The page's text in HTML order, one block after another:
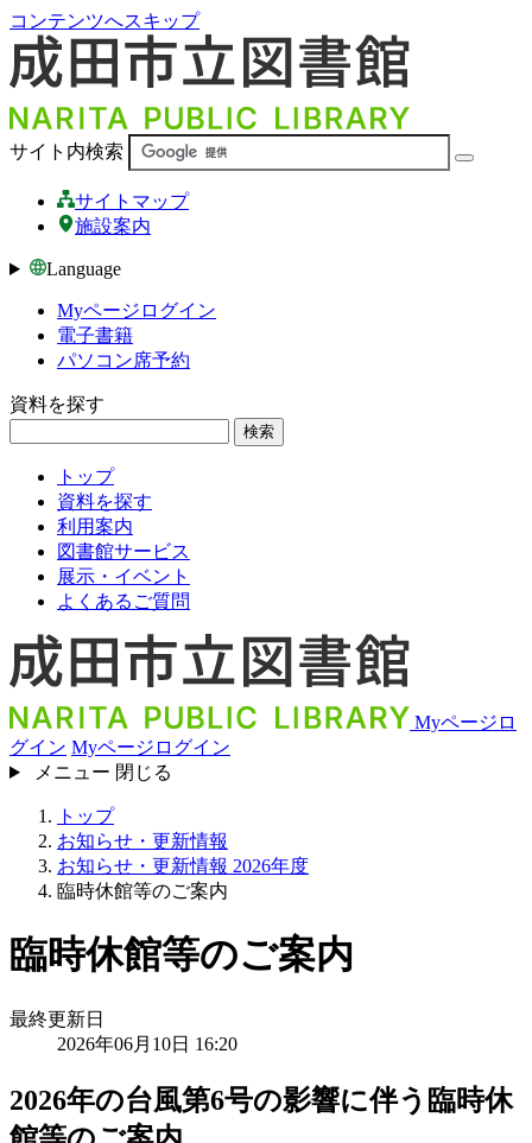
コンテンツへスキップ
サイト内検索
サイトマップ
施設案内
Language
Myページログイン
電子書籍
パソコン席予約
資料を探す
検索
トップ
資料を探す
利用案内
図書館サービス
展示・イベント
よくあるご質問
Myページロ
グイン Myページログイン
メニュー 閉じる
トップ
お知らせ・更新情報
お知らせ・更新情報 2026年度
臨時休館等のご案内
臨時休館等のご案内
最終更新日
2026年06月10日 16:20
2026年の台風第6号の影響に伴う臨時休